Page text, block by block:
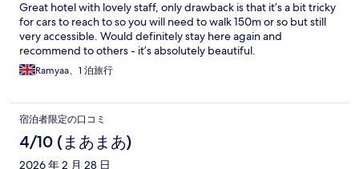
Great hotel with lovely staff, only drawback is that it’s a bit tricky
for cars to reach to so you will need to walk 150m or so but still
very accessible. Would definitely stay here again and
recommend to others - it’s absolutely beautiful.
Ramyaa、1 泊旅行
宿泊者限定の口コミ
4/10 (まあまあ)
2026 年 2 月 28 日